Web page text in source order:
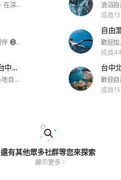
當浩瀚的大海，遇見渺小的我們—— 在深藍的擁抱中，我們學會與海共息， 傾聽浪潮的節奏，練習在自由中安定， 與海一起，生生不息。 入群請更換大頭貼 #自由潛水#free diving
成員
❶提供持松運證之潛水員平台邀約潛伴 ❷非營利社群，僅需自行負擔門票費用 ❸場內教練不定時參與團練分享潛水相關知識 #自由潛水 #自潛 #松山運動中心 #松運 #潛伴 #水上活動
成員
《說走就走》中部自由潛水 （台中自潛揪團）
台中北區運動中心、潛立方，或是各地自潛活動，都可以在這找潛伴喔～ #台中自潛 #台中自由潛水 #中部自潛 #潛立方 #北區運動中心 #自潛新手 #自潛孤兒 #中部自由潛水 #台中北區 #台中北區游泳池 #自潛 #自由潛水
台中
成員
還有其他眾多社群等您來探索
顯示更多